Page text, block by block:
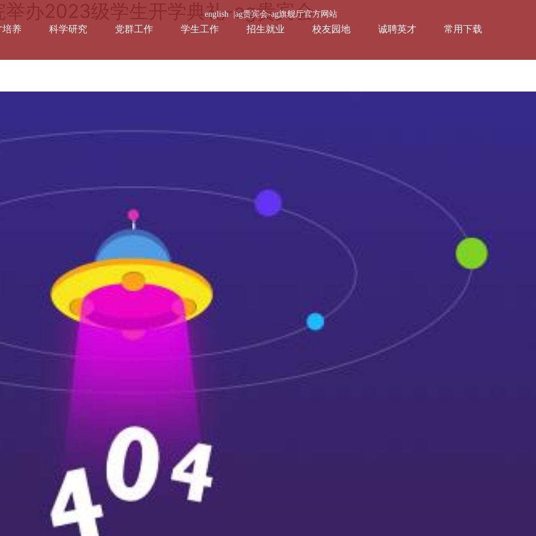
办2023级学生开学典礼-ag贵宾会
english |ag贵宾会-ag旗舰厅官方网站
培养 科学研究 党群工作 学生工作 招生就业 校友园地 诚聘英才 常用下载